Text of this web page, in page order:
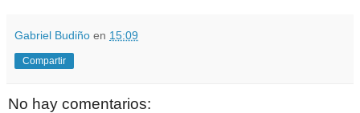
Gabriel Budiño en 15:09
Compartir
No hay comentarios: